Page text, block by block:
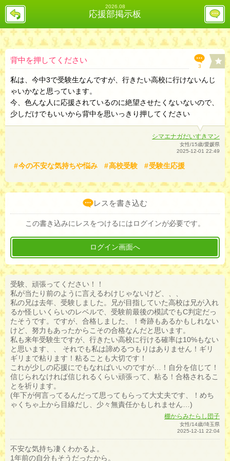
2026.08
応援部掲示板
戻
レ
投
稿
欄
3
背中を押してください
私は、今中3で受験生なんですが、行きたい高校に行けないんじ
ゃいかなと思っています。
今、色んな人に応援されているのに絶望させたくないないので、
少しだけでもいいから背中を思いっきり押してください
シマエナガだいすきマン
女性/15歳/愛媛県
2025-12-01 22:49
今の不安な気持ちや悩み 高校受験 受験生応援
レスを書き込む
この書き込みにレスをつけるにはログインが必要です。
ログイン画面へ
受験、頑張ってください！！
私が当たり前のように言えるわけじゃないけど、、、
私の兄は去年、受験しました。兄が目指していた高校は兄が入れ
るか怪しいくらいのレベルで、受験前最後の模試でもC判定だっ
たそうです。ですが、合格しました、！奇跡もあるかもしれない
けど、努力もあったからこその合格なんだと思います。
私も来年受験生ですが、行きたい高校に行ける確率は10%もない
と思います、、 それでも私は諦めるつもりはありません！ギリ
ギリまで粘ります！粘ることも大切です！
これが少しの応援にでもなればいいのですが…！自分を信じて！
信じられなければ信じれるくらい頑張って、粘る！合格されるこ
とを祈ります。
(年下が何言ってるんだって思ってもらって大丈夫です、！めち
ゃくちゃ上から目線だし、少々無責任かもしれません…)
棚からみたらし団子
女性/14歳/埼玉県
2025-12-11 22:04
不安な気持ち凄くわかるよ。
1年前の自分もそうだったから。